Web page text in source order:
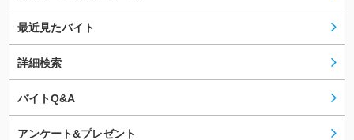
最近見たバイト
詳細検索
バイトQ&A
アンケート&プレゼント